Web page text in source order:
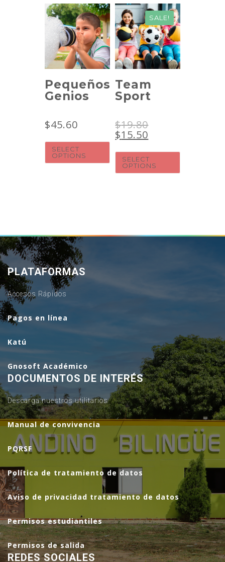
Pequeños
Genios
$45.60
SELECT
OPTIONS
SALE!
Team
Sport
$19.80
$15.50
SELECT
OPTIONS
PLATAFORMAS
Accesos Rápidos
Pagos en línea
Katú
Gnosoft Académico
DOCUMENTOS DE INTERÉS
Descarga nuestros utilitarios
Manual de convivencia
PQRSF
Política de tratamiento de datos
Aviso de privacidad tratamiento de datos
Permisos estudiantiles
Permisos de salida
REDES SOCIALES